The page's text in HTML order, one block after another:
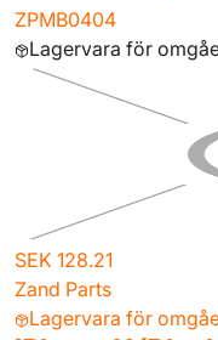
ZPMB0404
Lagervara för
SEK 128.21
Zand Parts
Lagervara för